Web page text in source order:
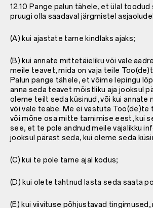
12.10 Pange palun tähele, et ülal
pruugi olla saadaval järgmistel
(A) kui ajastate tarne kindlaks ajaks;
(B) kui annate mittetäieliku või vale
meile teavet, mida on vaja teile
Palun pange tähele, et võime lepingu
anna seda teavet mõistliku aja jooksul
oleme teilt seda küsinud, või kui annate
või vale teabe. Me ei vastuta Too(de)te
või mõne osa mitte tarnimise eest, kui
see, et te pole andnud meile vajalikku
jooksul pärast seda, kui oleme seda
(C) kui te pole tarne ajal kodus;
(D) kui olete tahtnud lasta seda saata
(E) kui viivituse põhjustavad tingimused,